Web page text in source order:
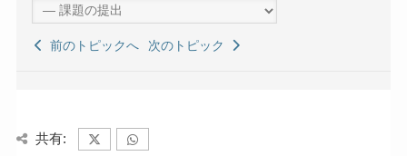
前のトピックへ 次のトピック
共有: